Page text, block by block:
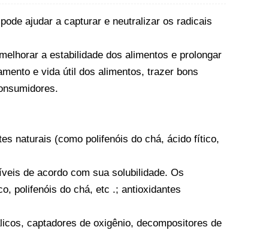
ajudar a capturar e neutralizar os radicais
a estabilidade dos alimentos e prolongar
e vida útil dos alimentos, trazer bons
naturais (como polifenóis do chá, ácido fítico,
de acordo com sua solubilidade. Os
polifenóis do chá, etc .; antioxidantes
captadores de oxigênio, decompositores de